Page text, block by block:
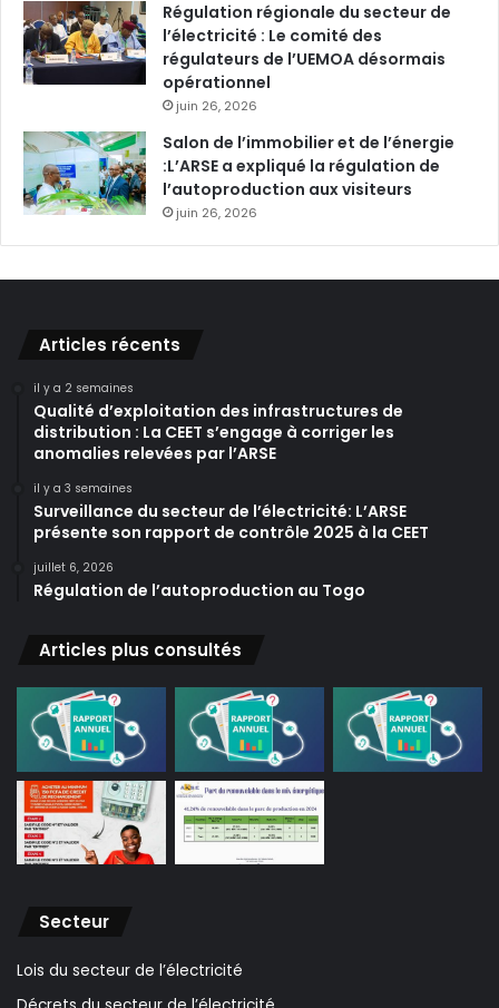
Régulation régionale du secteur de
l’électricité : Le comité des
régulateurs de l’UEMOA désormais
opérationnel
juin 26, 2026
Salon de l’immobilier et de l’énergie
:L’ARSE a expliqué la régulation de
l’autoproduction aux visiteurs
juin 26, 2026
Articles récents
il y a 2 semaines
Qualité d’exploitation des infrastructures de
distribution : La CEET s’engage à corriger les
anomalies relevées par l’ARSE
il y a 3 semaines
Surveillance du secteur de l’électricité: L’ARSE
présente son rapport de contrôle 2025 à la CEET
juillet 6, 2026
Régulation de l’autoproduction au Togo
Articles plus consultés
Secteur
Lois du secteur de l’électricité